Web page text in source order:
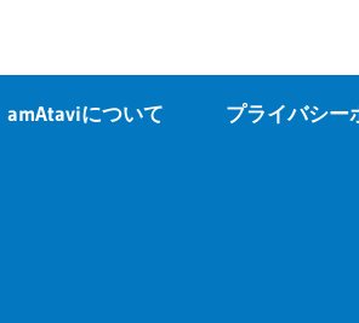
amAtaviについて プライバシー